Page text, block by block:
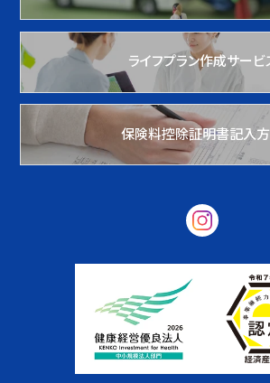
ライフプラン作成サービ
保険料控除証明書記入